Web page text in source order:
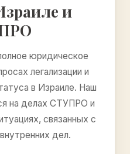
и
юридическое
легализации и
в Израиле. Наш
на делах СТУПРО и
связанных с
дел.